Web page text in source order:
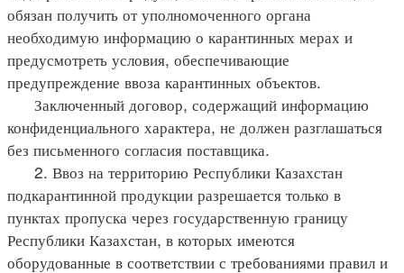
обязан получить от уполномоченного органа
необходимую информацию о карантинных мерах и
предусмотреть условия, обеспечивающие
предупреждение ввоза карантинных объектов.
Заключенный договор, содержащий информацию
конфиденциального характера, не должен разглашаться
без письменного согласия поставщика.
2. Ввоз на территорию Республики Казахстан
подкарантинной продукции разрешается только в
пунктах пропуска через государственную границу
Республики Казахстан, в которых имеются
оборудованные в соответствии с требованиями правил и